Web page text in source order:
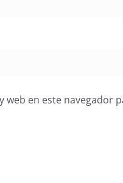
en este navegador